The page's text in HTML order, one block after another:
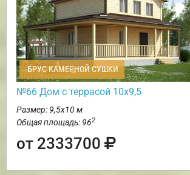
БРУС КАМЕРНОЙ СУШКИ
№66 Дом с террасой 10х9,5
Размер: 9,5х10 м
Общая площадь: 962
от 2333700